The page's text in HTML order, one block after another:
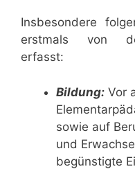
Insbesondere
erstmals von
erfasst:
Bildung: Vor
sowie auf
und
begünstigte